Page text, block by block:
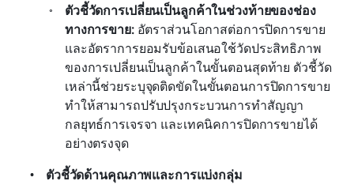
ตัวชี้วัดการเปลี่ยนเป็นลูกค้าในช่วงท้ายของช่อง
ทางการขาย: อัตราส่วนโอกาสต่อการปิดการขาย
และอัตราการยอมรับข้อเสนอใช้วัดประสิทธิภาพ
ของการเปลี่ยนเป็นลูกค้าในขั้นตอนสุดท้าย ตัวชี้วัด
เหล่านี้ช่วยระบุจุดติดขัดในขั้นตอนการปิดการขาย
ทำให้สามารถปรับปรุงกระบวนการทำสัญญา
กลยุทธ์การเจรจา และเทคนิคการปิดการขายได้
อย่างตรงจุด
ตัวชี้วัดด้านคุณภาพและการแบ่งกลุ่ม